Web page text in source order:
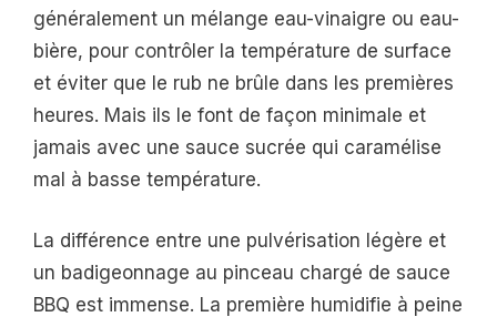
généralement un mélange eau-vinaigre ou eau-
bière, pour contrôler la température de surface
et éviter que le rub ne brûle dans les premières
heures. Mais ils le font de façon minimale et
jamais avec une sauce sucrée qui caramélise
mal à basse température.
La différence entre une pulvérisation légère et
un badigeonnage au pinceau chargé de sauce
BBQ est immense. La première humidifie à peine